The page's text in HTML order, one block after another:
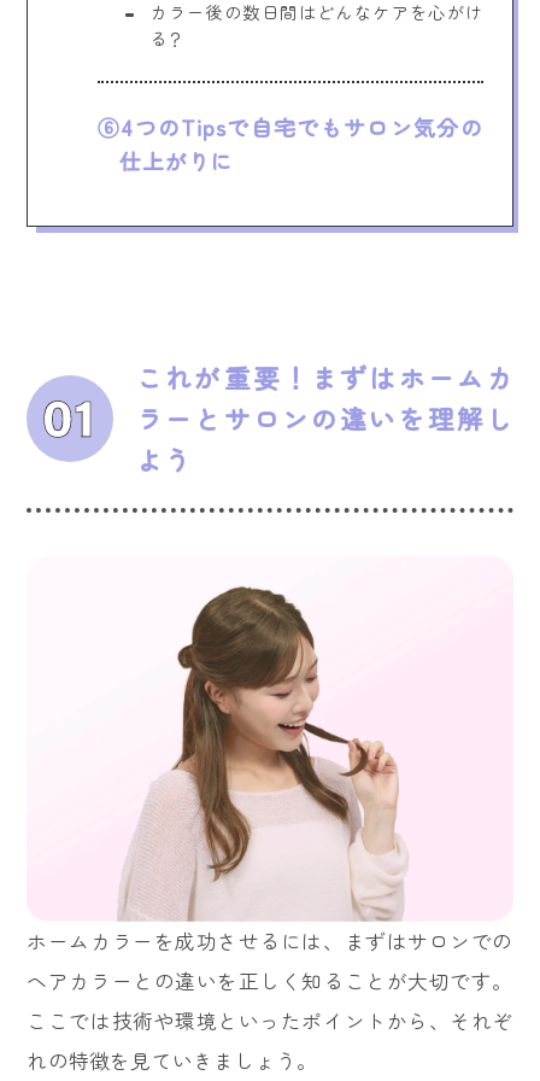
カラー後の数日間はどんなケアを心がけ
る？
4つのTipsで自宅でもサロン気分の
仕上がりに
これが重要！まずはホームカ
ラーとサロンの違いを理解し
よう
ホームカラーを成功させるには、まずはサロンでの
ヘアカラーとの違いを正しく知ることが大切です。
ここでは技術や環境といったポイントから、それぞ
れの特徴を見ていきましょう。